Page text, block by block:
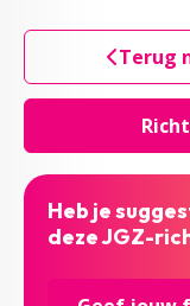
Terug
Heb je
deze JGZ-